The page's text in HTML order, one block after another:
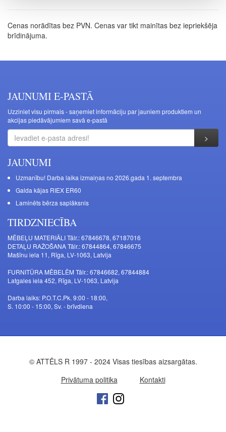
Cenas norādītas bez PVN. Cenas var tikt mainītas bez iepriekšēja
brīdinājuma.
JAUNUMI E-PASTĀ
Uzziniet visu pirmais - saņemiet informāciju par jauniem produktiem un
akcijas piedāvājumiem savā e-pastā
JAUNUMI
Uzmanību! Darba laika izmaiņas no 2026.gada 1. septembra
Galda kājas RIEX ER60
Laminēts bērza saplāksnis
TIRDZNIECĪBA
MĒBEĻU MATERIĀLI Tālr.: 67846678, 67187016
DETAĻU RAŽOŠANA Tālr.: 67844864, 67846675
Mašīnu iela 11, Rīga, LV-1063, Latvija
FURNITŪRA MĒBELĒM Tālr.: 67846682, 67844884
Latgales iela 452, Rīga, LV-1063, Latvija
Darba laiks: P.O.T.C.Pk. 9:00 - 18:00,
S. 10:00 - 15:00, Sv. - brīvdiena
© ATTĒLS R 1997 - 2024 Visas tiesības aizsargātas.
Privātuma politika
Kontakti